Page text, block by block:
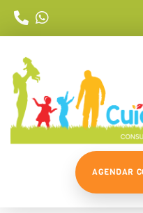
AGENDAR